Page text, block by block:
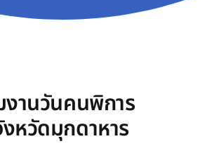
งานวันคนพิการ
หวัดมุกดาหาร